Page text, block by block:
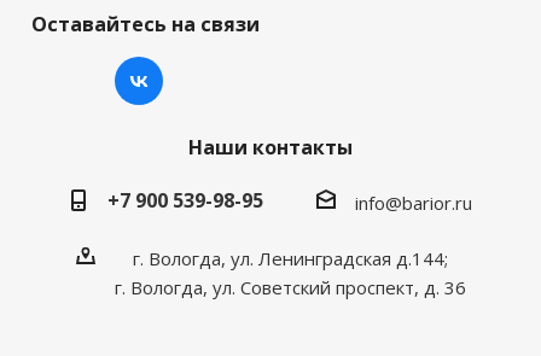
Оставайтесь на связи
Наши контакты
+7 900 539-98-95
info@barior.ru
г. Вологда, ул. Ленинградская д.144;
г. Вологда, ул. Советский проспект, д. 36